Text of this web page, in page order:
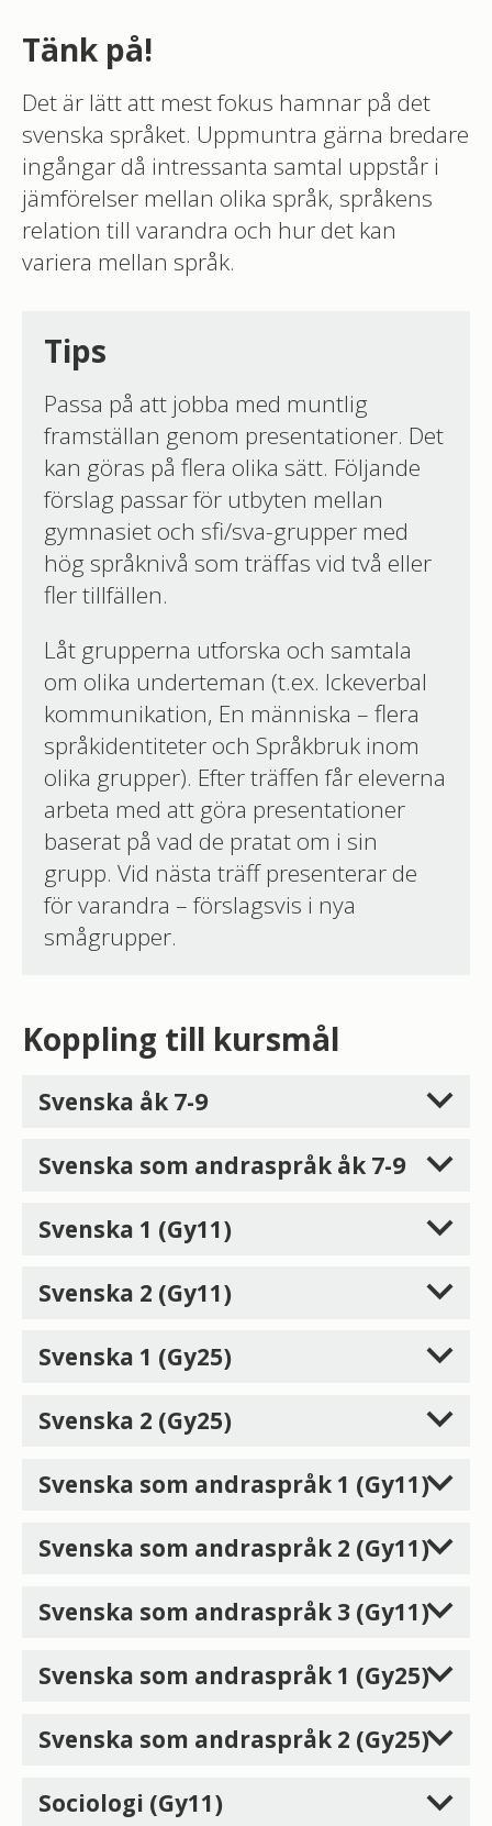
Tänk på!
Det är lätt att mest fokus hamnar på det
svenska språket. Uppmuntra gärna bredare
ingångar då intressanta samtal uppstår i
jämförelser mellan olika språk, språkens
relation till varandra och hur det kan
variera mellan språk.
Tips
Passa på att jobba med muntlig
framställan genom presentationer. Det
kan göras på flera olika sätt. Följande
förslag passar för utbyten mellan
gymnasiet och sfi/sva-grupper med
hög språknivå som träffas vid två eller
fler tillfällen.
Låt grupperna utforska och samtala
om olika underteman (t.ex. Ickeverbal
kommunikation, En människa – flera
språkidentiteter och Språkbruk inom
olika grupper). Efter träffen får eleverna
arbeta med att göra presentationer
baserat på vad de pratat om i sin
grupp. Vid nästa träff presenterar de
för varandra – förslagsvis i nya
smågrupper.
Koppling till kursmål
Svenska åk 7-9
Svenska som andraspråk åk 7-9
Svenska 1 (Gy11)
Svenska 2 (Gy11)
Svenska 1 (Gy25)
Svenska 2 (Gy25)
Svenska som andraspråk 1 (Gy11)
Svenska som andraspråk 2 (Gy11)
Svenska som andraspråk 3 (Gy11)
Svenska som andraspråk 1 (Gy25)
Svenska som andraspråk 2 (Gy25)
Sociologi (Gy11)